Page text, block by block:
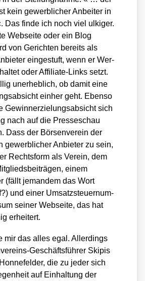
kein gewerb­li­cher Anbei­ter in
Das fin­de ich noch viel ulki­ger.
Web­sei­te oder ein Blog
von Gerich­ten bereits als
ein­ge­stuft, wenn er Wer­
oder Affi­lia­te-Links setzt.
uner­heb­lich, ob damit eine
ein­her geht. Eben­so
Gewinn­erzie­lungs­ab­sicht sich
nach auf die Pres­se­schau
Dass der Bör­sen­ver­ein der
gewerb­li­cher Anbie­ter zu sein,
Rechts­form als Ver­ein, dem
einem
(fällt jeman­dem das Wort
und einer Umsatz­steu­er­num­
sei­ner Web­sei­te, das hat
erhei­tert.
mir das alles egal. Aller­dings
Geschäfts­füh­rer Ski­pis
die zu jeder sich
auf Ein­hal­tung der